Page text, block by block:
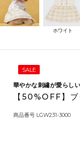
ホワイト
SALE
華やかな刺繡が愛らし
【50%OFF】
商品番号 LGW231-3000